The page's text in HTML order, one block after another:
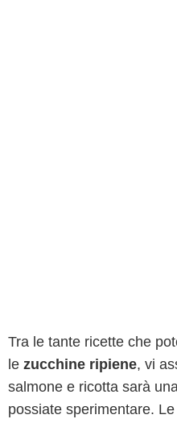
Tra le tante ricette che
le zucchine ripiene, vi
salmone e ricotta sarà
possiate sperimentare.